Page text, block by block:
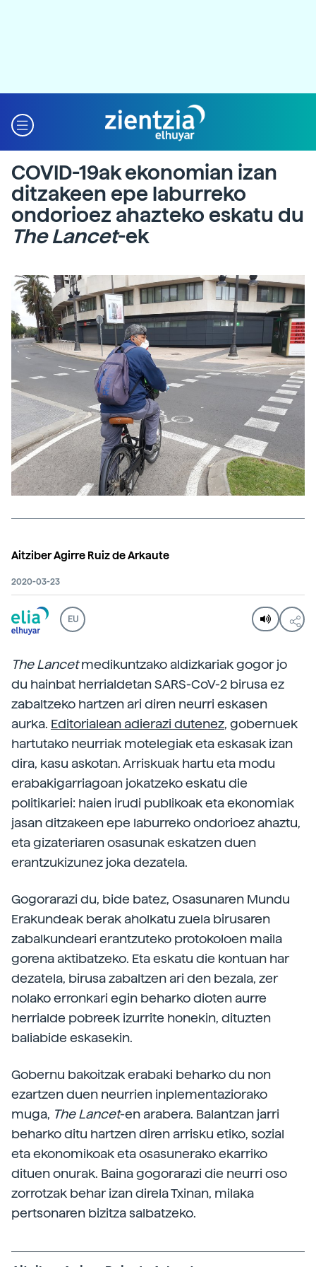
COVID-19ak ekonomian izan
ditzakeen epe laburreko
ondorioez ahazteko eskatu du
The Lancet-ek
Aitziber Agirre Ruiz de Arkaute
2020-03-23
EU
The Lancetmedikuntzako aldizkariak gogor jo
du hainbat herrialdetanSARS-CoV-2 birusa ez
zabaltzeko hartzen ari diren neurri eskasen
aurka. Editorialean adierazi dutenez, gobernuek
hartutako neurriak motelegiak eta eskasak izan
dira, kasu askotan. Arriskuak hartu eta modu
erabakigarriagoan jokatzeko eskatu die
politikariei: haien irudi publikoak eta ekonomiak
jasan ditzakeen epe laburreko ondorioez ahaztu,
eta gizateriaren osasunak eskatzen duen
erantzukizunez joka dezatela.
Gogorarazi du, bide batez, Osasunaren Mundu
Erakundeak berak aholkatu zuela birusaren
zabalkundeari erantzuteko protokoloen maila
gorena aktibatzeko. Eta eskatu die kontuan har
dezatela, birusa zabaltzen ari den bezala, zer
nolako erronkari egin beharko dioten aurre
herrialde pobreek izurrite honekin, dituzten
baliabide eskasekin.
Gobernu bakoitzak erabaki beharko du non
ezartzen duen neurrien inplementaziorako
muga, The Lancet-en arabera. Balantzan jarri
beharko ditu hartzen diren arrisku etiko, sozial
eta ekonomikoak eta osasunerako ekarriko
dituen onurak. Baina gogorarazi die neurri oso
zorrotzak behar izan direla Txinan, milaka
pertsonaren bizitza salbatzeko.